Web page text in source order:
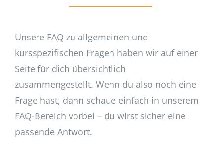
Unsere FAQ zu allgemeinen und
kursspezifischen Fragen haben wir auf einer
Seite für dich übersichtlich
zusammengestellt. Wenn du also noch eine
Frage hast, dann schaue einfach in unserem
FAQ-Bereich vorbei – du wirst sicher eine
passende Antwort.